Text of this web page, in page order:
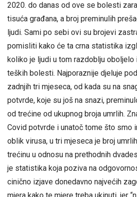
2020. do danas od ove se bolesti
tisuća građana, a broj preminulih
ljudi. Sami po sebi ovi su brojevi
pomisliti kako će ta crna statistika
koliko je ljudi u tom razdoblju
teških bolesti. Najporaznije djeluje
zadnjih tri mjeseca, od kada su na
potvrde, koje su još na snazi,
od trećine od ukupnog broja umrlih.
Covid potvrde i unatoč tome što smo
oblik virusa, u tri mjeseca je broj
trećinu u odnosu na prethodnih
je statistika koja poziva na
cinično izjave donedavno najvećih